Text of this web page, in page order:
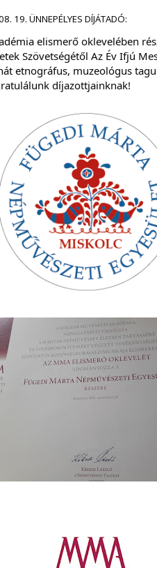
19. ÜNNEPÉLYES DÍJÁTADÓ:
elismerő oklevelében
Szövetségétől Az Év Ifjú
etnográfus, muzeológus
díjazottjainknak!